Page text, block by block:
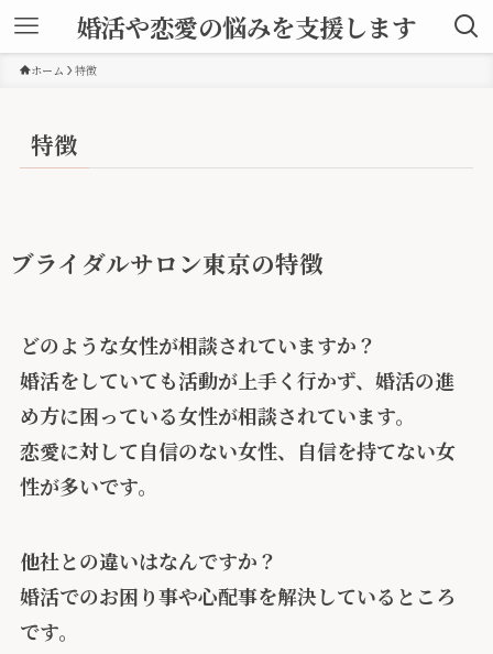
婚活や恋愛の悩みを支援します
ホーム 特徴
特徴
ブライダルサロン東京の特徴
どのような女性が相談されていますか？
婚活をしていても活動が上手く行かず、婚活の進
め方に困っている女性が相談されています。
恋愛に対して自信のない女性、自信を持てない女
性が多いです。
他社との違いはなんですか？
婚活でのお困り事や心配事を解決しているところ
です。